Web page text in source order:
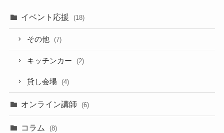
イベント応援 (18)
その他 (7)
キッチンカー (2)
貸し会場 (4)
オンライン講師 (6)
コラム (8)